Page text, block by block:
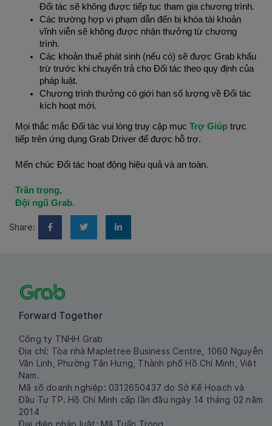
Đối tác sẽ không được tiếp tục tham gia chương trình.
Các trường hợp vi phạm dẫn đến bị khóa tài khoản
vĩnh viễn sẽ không được nhận thưởng từ chương
trình.
Các khoản thuế phát sinh (nếu có) sẽ được Grab khấu
trừ trước khi chuyển trả cho Đối tác theo quy định của
pháp luật.
Chương trình thưởng có giới hạn số lượng về Đối tác
kích hoạt mới.
Mọi thắc mắc Đối tác vui lòng truy cập mục Trợ Giúp trực
tiếp trên ứng dụng Grab Driver để được hỗ trợ.
Mến chúc Đối tác hoạt động hiệu quả và an toàn.
Trân trọng,
Đội ngũ Grab.
Share:
Forward Together
Công ty TNHH Grab
Địa chỉ: Tòa nhà Mapletree Business Centre, 1060 Nguyễn
Văn Linh, Phường Tân Hưng, Thành phố Hồ Chí Minh, Việt
Nam.
Mã số doanh nghiệp: 0312650437 do Sở Kế Hoạch và
Đầu Tư TP. Hồ Chí Minh cấp lần đầu ngày 14 tháng 02 năm
2014
Đại diện pháp luật: Mã Tuấn Trọng